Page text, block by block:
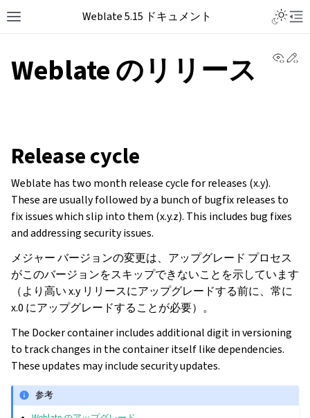
Weblate 5.15 ドキュメント
Weblate のリリース
Release cycle
Weblate has two month release cycle for releases (x.y).
These are usually followed by a bunch of bugfix releases to
fix issues which slip into them (x.y.z). This includes bug fixes
and addressing security issues.
メジャー バージョンの変更は、アップグレード プロセス
がこのバージョンをスキップできないことを示しています
（より高い x.y リリースにアップグレードする前に、常に
x.0 にアップグレードすることが必要）。
The Docker container includes additional digit in versioning
to track changes in the container itself like dependencies.
These updates may include security updates.
参考